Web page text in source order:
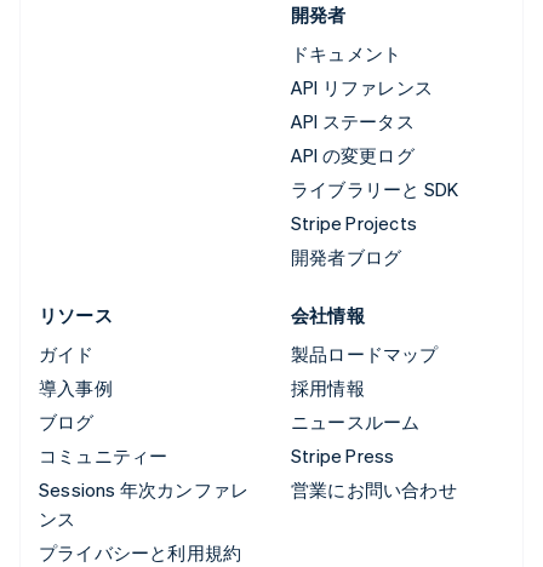
開発者
ドキュメント
API リファレンス
API ステータス
API の変更ログ
ライブラリーと SDK
Stripe Projects
開発者ブログ
リソース
ガイド
導入事例
ブログ
コミュニティー
Sessions 年次カンファレ
ンス
プライバシーと利用規約
会社情報
製品ロードマップ
採用情報
ニュースルーム
Stripe Press
営業にお問い合わせ